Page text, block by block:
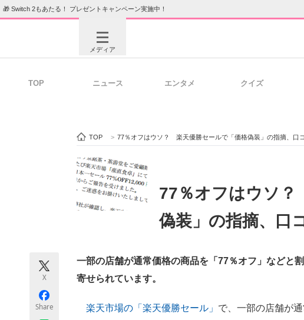
🎁 Switch 2もあたる！ プレゼントキャンペーン実施中！
メディア
ビジネスと働き方のヒント
ITエンジニア向け専門サイト 企業向けIT製品の総合サイ
TOP ニュース エンタメ クイズ
TOP > 77％オフはウソ？ 楽天優勝セールで「価格偽装」の指摘、口
77％オフはウソ
偽装」の指摘、口
X
Share
一部の店舗が通常価格の商品を「77％オフ」などと
寄せられています。
楽天市場の「楽天優勝セール」 で、一部の店舗が